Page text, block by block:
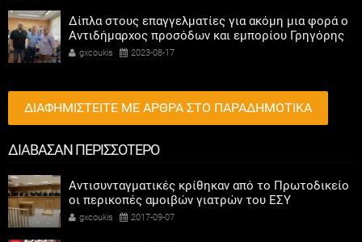
Δίπλα στους επαγγελματίες για ακόμη μια φορά ο
Αντιδήμαρχος προσόδων και εμπορίου Γρηγόρης
Καψοκόλης
gxcoukis 2023-08-17
ΔΙΑΦΗΜΙΣΤΕΙΤΕ ΜΕ ΑΡΘΡΑ ΣΤΟ ΠΑΡΑΔΗΜΟΤΙΚΑ
ΔΙΑΒΑΣΑΝ ΠΕΡΙΣΣΟΤΕΡΟ
Αντισυνταγματικές κρίθηκαν από το Πρωτοδικείο
οι περικοπές αμοιβών γιατρών του ΕΣΥ
gxcoukis 2017-09-07